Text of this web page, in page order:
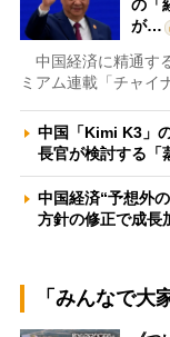
の「
が…
中国経済に精通す
ミアム連載「チャイ
中国「Kimi K3」
長官が検討する
中国経済“予想外
方針の修正で成
「みんなで大